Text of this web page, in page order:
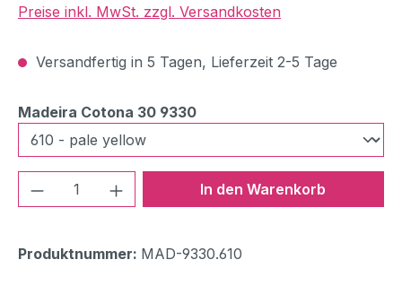
Preise inkl. MwSt. zzgl. Versandkosten
Versandfertig in 5 Tagen, Lieferzeit 2-5 Tage
Madeira Cotona 30 9330auswählen
Produkt Anzahl: Gib denIn den Warenkorb
Produktnummer: MAD-9330.610